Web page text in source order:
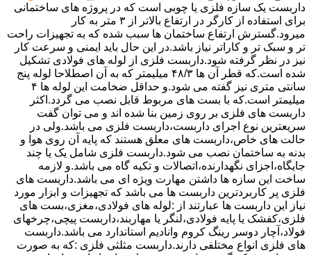
داربست یک سازه فلزی یا چوبی است که در پروژه های ساختمانی
برای استفاده از کارگر در ارتفاع بالاتر از ۳ متر به کار
میرود.گسترش ارتفاع ساختمان ها سبب شده که به تجهیزات راحت
تر و سبک تر و کاراتر نیاز باشد.در این حال باید ایمنی و سرعت کار
نیز در نظر گرفته شود.داربست فلزی از لوله های فولادی تشکیل
شده است.که قطر آن ها ۴۸/۳ میلیمتر که به آن اصطلاحا لوله پنج
سانتی متری نیز گفته می شود.و حداقل ضخامت این لوله ها ۴
میلیمتر است.که با بست های مربوط قابل نصب می گردد.اکثر
داربست های فلزی بر روی زمین بنا شده اند و می توان گفت
سریعترین نوع اجرای داربست،داربست فلزی می باشد.ولی در
حالت های خاص،داربست های معلق هستند که پایه آن روی هوا و
بدنه به ساختمان نصب می شود.داربست فلزی شامل یک یا چند
جایگاه،اجزای نگهدارنده،اتصالات و تکیه گاه می باشد.و لازمه
ساخت این سازه ها داشتن مهارت ویژه ای می باشد.داربست های
فلزی پر کاربردترین داربست ها می باشد که تجهیزات و ابزار مورد
نیاز این داربست ها عبارتند از :لوله های فولادی،مغزی،بست های
فلزی،کفشک یا پایه فولادی،لنگر یا مهاربند،داربست پیچی،چرخهای
فولاد،آچار دوسر رینگ کروم وانادیم استاندارد می باشد.داربست
های فلزی انواع مختلفی دارند.داربست مثلثی فلزی :که به صورت